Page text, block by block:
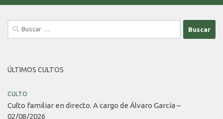
Buscar:
ÚLTIMOS CULTOS
CULTO
Culto familiar en directo. A cargo de Álvaro García –
02/08/2026